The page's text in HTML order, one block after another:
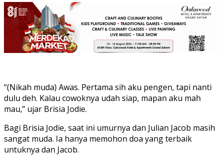
“(Nikah muda) Awas. Pertama sih aku pengen, tapi nanti
dulu deh. Kalau cowoknya udah siap, mapan aku mah
mau,” ujar Brisia Jodie.
Bagi Brisia Jodie, saat ini umurnya dan Julian Jacob masih
sangat muda. Ia hanya memohon doa yang terbaik
untuknya dan Jacob.